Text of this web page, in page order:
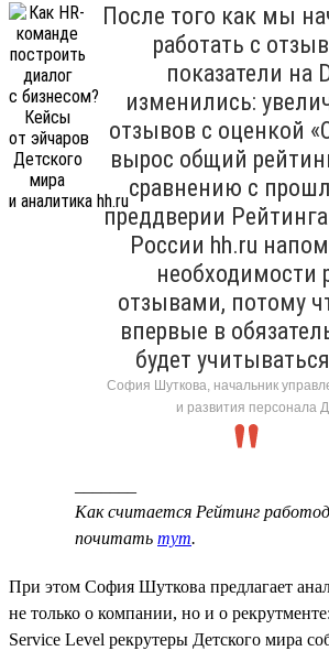
После того как мы
работать с
показатели на
изменились:
отзывов с оценкой
вырос общий
сравнению с
преддверии
России hh.ru
необходимости
отзывами, потому
впервые в
будет
София Шуткова, начальник
и развития персонала
Как считается Рейтинг
почитать тут.
При этом София Шуткова предлагает
не только о компании, но и о
Service Level рекрутеры Детского мира